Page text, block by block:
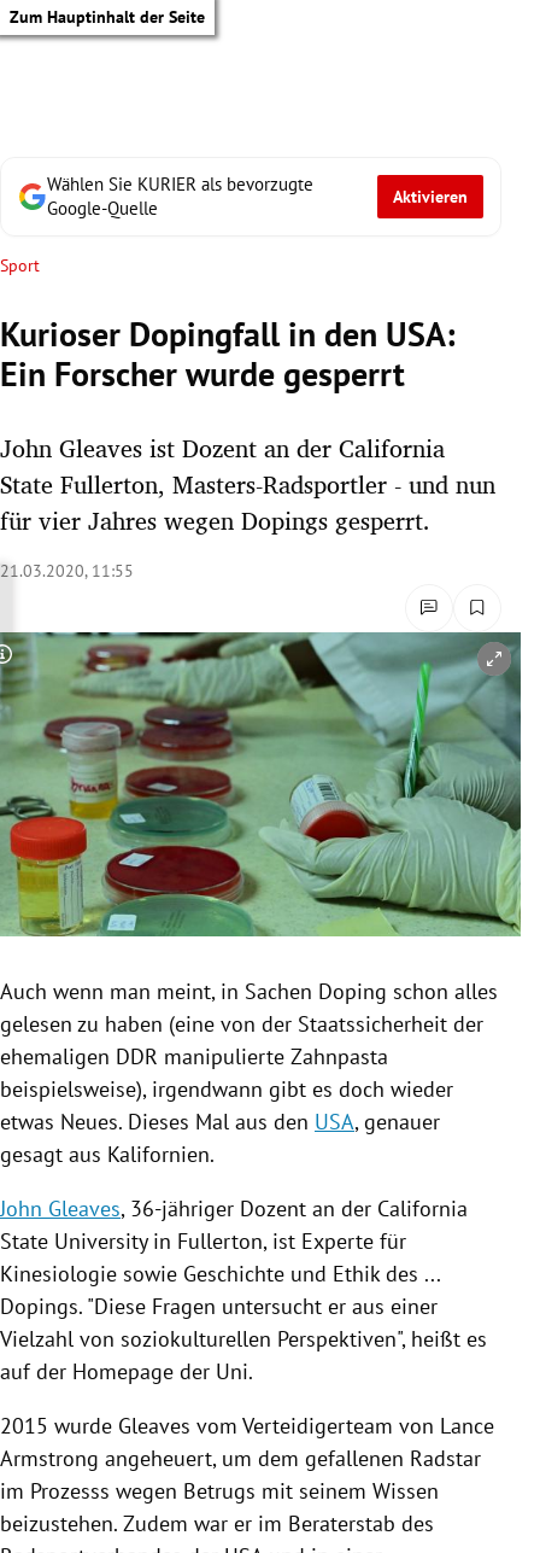
Zum Hauptinhalt der Seite
Untermenü
Untermenü
Untermenü
Untermenü
Untermenü
Untermenü
Untermenü
Untermenü
Wählen Sie KURIER als bevorzugte
Google-Quelle
Aktivieren
Sport
Kurioser Dopingfall in den USA:
Ein Forscher wurde gesperrt
John Gleaves ist Dozent an der California
State Fullerton, Masters-Radsportler - und nun
für vier Jahres wegen Dopings gesperrt.
21.03.2020, 11:55
Copyright-Hinweis öffnen/schließen
Auch wenn man meint, in Sachen Doping schon alles
gelesen zu haben (eine von der Staatssicherheit der
ehemaligen DDR manipulierte Zahnpasta
beispielsweise), irgendwann gibt es doch wieder
etwas Neues. Dieses Mal aus den USA, genauer
gesagt aus Kalifornien.
John Gleaves, 36-jähriger Dozent an der California
State Universityin Fullerton, ist Experte für
Kinesiologie sowie Geschichte und Ethik des ...
Dopings. "Diese Fragen untersucht er aus einer
Vielzahl von soziokulturellen Perspektiven", heißt es
auf der Homepage der Uni.
2015 wurde Gleaves vom Verteidigerteam von Lance
Armstrong angeheuert, um dem gefallenen Radstar
im Prozesss wegen Betrugs mit seinem Wissen
beizustehen. Zudem war er im Beraterstab des